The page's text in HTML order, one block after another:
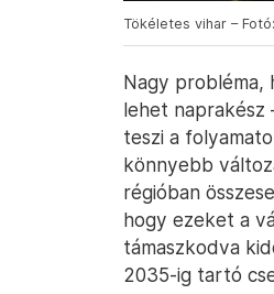
Tökéletes vihar –
Nagy probléma,
lehet naprakész
teszi a
könnyebb
régióban
hogy ezeket a
támaszkodva
2035-ig tartó